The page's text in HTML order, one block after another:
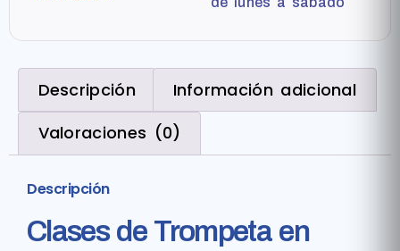
Descripción
Información adicional
Valoraciones (0)
Descripción
Clases de Trompeta en